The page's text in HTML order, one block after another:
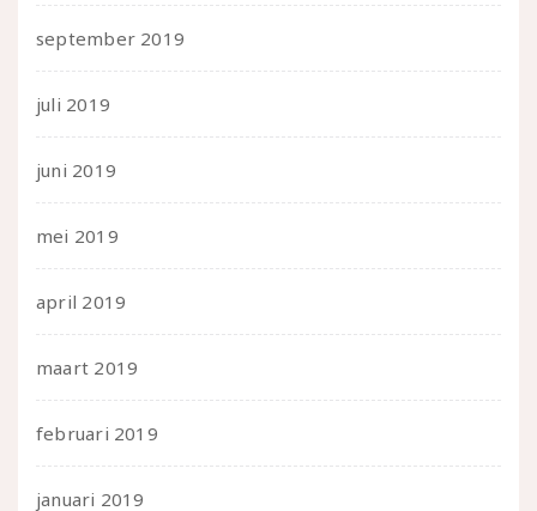
september 2019
juli 2019
juni 2019
mei 2019
april 2019
maart 2019
februari 2019
januari 2019